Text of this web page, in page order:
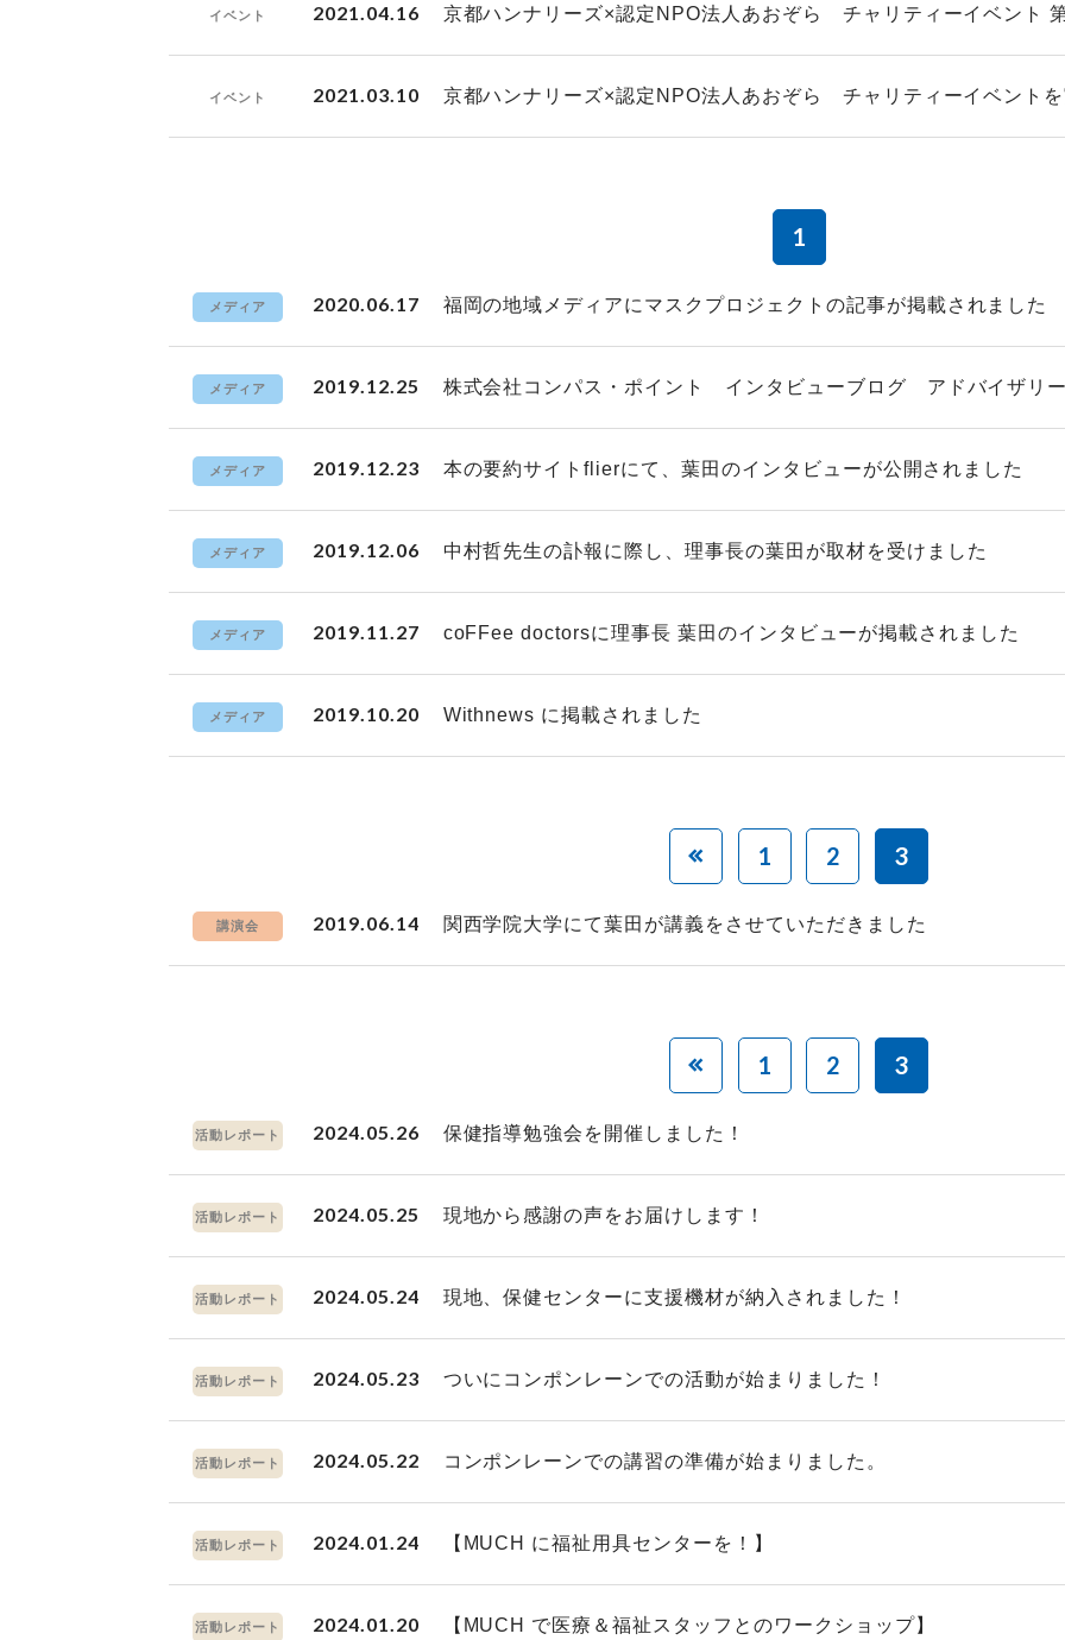
イベント 2021.04.16 京都ハンナリーズ×認定NPO法人あおぞら チャリティーイベント
イベント 2021.03.10 京都ハンナリーズ×認定NPO法人あおぞら チャリティーイベント
1
メディア 2020.06.17 福岡の地域メディアにマスクプロジェクトの記事が掲載されました
メディア 2019.12.25 株式会社コンパス・ポイント インタビューブログ アドバイザリ
メディア 2019.12.23 本の要約サイトflierにて、葉田のインタビューが公開されました
メディア 2019.12.06 中村哲先生の訃報に際し、理事長の葉田が取材を受けました
メディア 2019.11.27 coFFee doctorsに理事長 葉田のインタビューが掲載されました
メディア 2019.10.20 Withnews に掲載されました
1 2 3
講演会 2019.06.14 関西学院大学にて葉田が講義をさせていただきました
1 2 3
活動レポート 2024.05.26 保健指導勉強会を開催しました！
活動レポート 2024.05.25 現地から感謝の声をお届けします！
活動レポート 2024.05.24 現地、保健センターに支援機材が納入されました！
活動レポート 2024.05.23 ついにコンポンレーンでの活動が始まりました！
活動レポート 2024.05.22 コンポンレーンでの講習の準備が始まりました。
活動レポート 2024.01.24 【MUCH に福祉用具センターを！】
活動レポート 2024.01.20 【MUCH で医療＆福祉スタッフとのワークショップ】